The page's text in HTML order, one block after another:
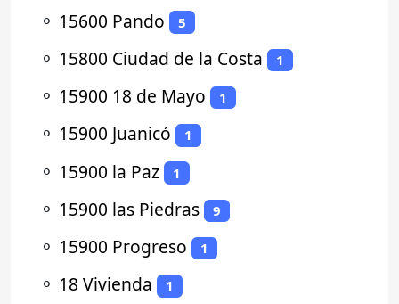
⚬ 15600 Pando 5
⚬ 15800 Ciudad de la Costa 1
⚬ 15900 18 de Mayo 1
⚬ 15900 Juanicó 1
⚬ 15900 la Paz 1
⚬ 15900 las Piedras 9
⚬ 15900 Progreso 1
⚬ 18 Vivienda 1